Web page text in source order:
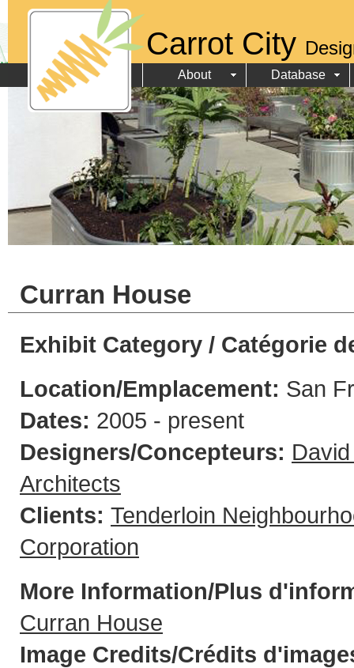
Carrot City
About Database
Curran House
Exhibit Category / Catégorie
Location/Emplacement: San
Dates: 2005 - present
Designers/Concepteurs:
Architects
Clients: Tenderloin
Corporation
More Information/Plus
Curran House
Image Credits/Crédits